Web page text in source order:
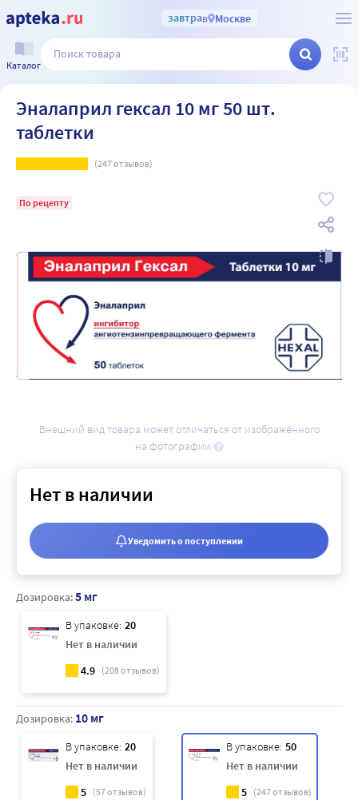
завтрав Москве
Каталог
Эналаприл гексал 10 мг 50 шт.
таблетки
(247отзывов)
По рецепту
Внешний вид товара может отличаться от изображённого
на фотографии
Дозировка:5 мг
В упаковке: 20
Нет в наличии
4.9 (208отзывов)
Дозировка: 10 мг
В упаковке: 20
Нет в наличии
5 (57отзывов)
В упаковке: 50
Нет в наличии
5 (247отзывов)
Нет в наличии
Уведомить о поступлении